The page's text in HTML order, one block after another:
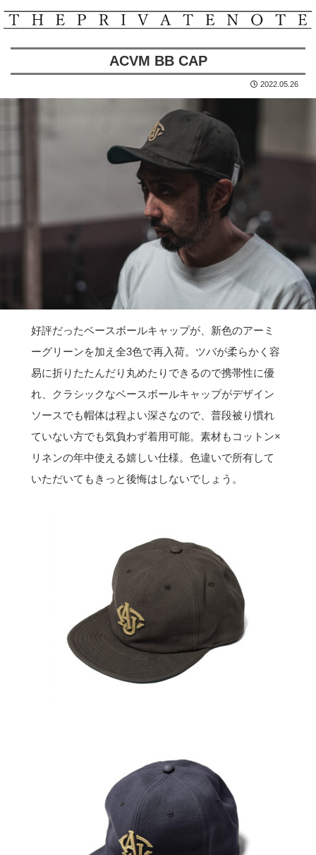
ACVM BB CAP
2022.05.26
好評だったベースボールキャップが、新色のアーミ
ーグリーンを加え全3色で再入荷。ツバが柔らかく容
易に折りたたんだり丸めたりできるので携帯性に優
れ、クラシックなベースボールキャップがデザイン
ソースでも帽体は程よい深さなので、普段被り慣れ
ていない方でも気負わず着用可能。素材もコットン×
リネンの年中使える嬉しい仕様。色違いで所有して
いただいてもきっと後悔はしないでしょう。